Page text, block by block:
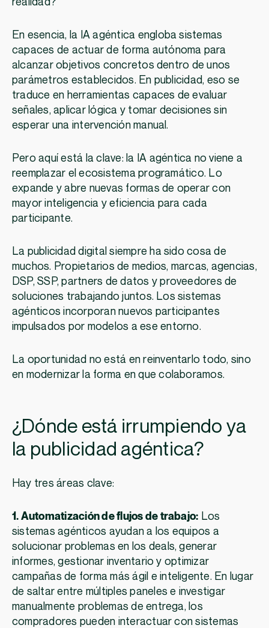
En esencia, la IA agéntica engloba sistemas
capaces de actuar de forma autónoma para
alcanzar objetivos concretos dentro de unos
parámetros establecidos. En publicidad, eso se
traduce en herramientas capaces de evaluar
señales, aplicar lógica y tomar decisiones sin
esperar una intervención manual.
Pero aquí está la clave: la IA agéntica no viene a
reemplazar el ecosistema programático. Lo
expande y abre nuevas formas de operar con
mayor inteligencia y eficiencia para cada
participante.
La publicidad digital siempre ha sido cosa de
muchos. Propietarios de medios, marcas, agencias,
DSP, SSP, partners de datos y proveedores de
soluciones trabajando juntos. Los sistemas
agénticos incorporan nuevos participantes
impulsados por modelos a ese entorno.
La oportunidad no está en reinventarlo todo, sino
en modernizar la forma en que colaboramos.
¿Dónde está irrumpiendo ya
la publicidad agéntica?
Hay tres áreas clave:
1. Automatización de flujos de trabajo: Los
sistemas agénticos ayudan a los equipos a
solucionar problemas en los deals, generar
informes, gestionar inventario y optimizar
campañas de forma más ágil e inteligente. En lugar
de saltar entre múltiples paneles e investigar
manualmente problemas de entrega, los
compradores pueden interactuar con sistemas